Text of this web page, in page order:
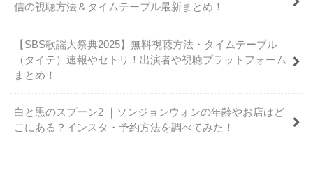
信の視聴方法＆タイムテーブル最新まとめ！
【SBS歌謡大祭典2025】無料視聴方法・タイムテーブル
（タイテ）速報やセトリ！出演者や視聴プラットフォーム
まとめ！
白と黒のスプーン2 ｜ソンジョンウォンの年齢やお店はど
こにある？インスタ・予約方法を調べてみた！